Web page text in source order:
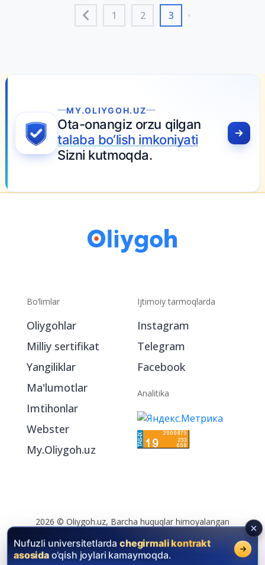
1 2 3
MY.OLIYGOH.UZ
Ota-onangiz orzu qilgan
talaba bo‘lish imkoniyati
Sizni kutmoqda.
Bo‘limlar
Oliygohlar
Imtihonlar
Ijtimoiy tarmoqlarda
Telegram
Facebook
Analitika
Nufuzli universitetlarda chegirmali kontrakt
asosidao‘qish joylari kamaymoqda.